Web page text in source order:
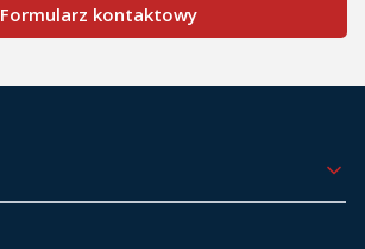
Formularz kontaktowy